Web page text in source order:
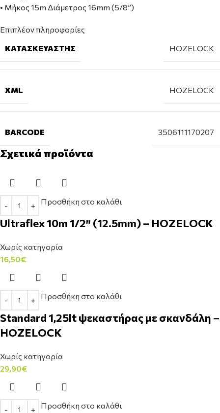
• Μήκος 15m Διάμετρος 16mm (5/8”)
Επιπλέον πληροφορίες
ΚΑΤΑΣΚΕΥΑΣΤΉΣ
HOZELOCK
XML HOZELOCK
BARCODE 3506111170207
Σχετικά προϊόντα
Προσθήκη στο καλάθι
Ultraflex 10m 1/2″ (12.5mm) – HOZELOCK
Χωρίς κατηγορία
16,50€
Προσθήκη στο καλάθι
Standard 1,25lt ψεκαστήρας με σκανδάλη –
HOZELOCK
Χωρίς κατηγορία
29,90€
Προσθήκη στο καλάθι